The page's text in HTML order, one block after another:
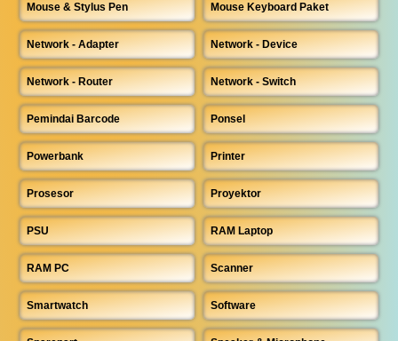
Mouse & Stylus Pen Mouse Keyboard Paket
Network - Adapter Network - Device
Network - Router Network - Switch
Pemindai Barcode Ponsel
Powerbank Printer
Prosesor Proyektor
PSU RAM Laptop
RAM PC Scanner
Smartwatch Software